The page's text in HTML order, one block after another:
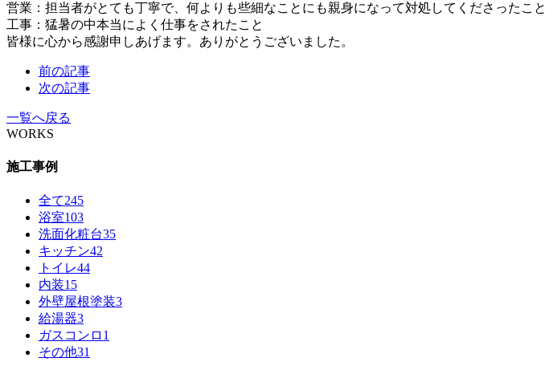
営業：担当者がとても丁寧で、何よりも些細なことにも親身になって対処してくださったこと
工事：猛暑の中本当によく仕事をされたこと
皆様に心から感謝申しあげます。ありがとうございました。
前の記事
次の記事
一覧へ戻る
WORKS
施工事例
全て245
浴室103
洗面化粧台35
キッチン42
トイレ44
内装15
外壁屋根塗装3
給湯器3
ガスコンロ 1
その他31